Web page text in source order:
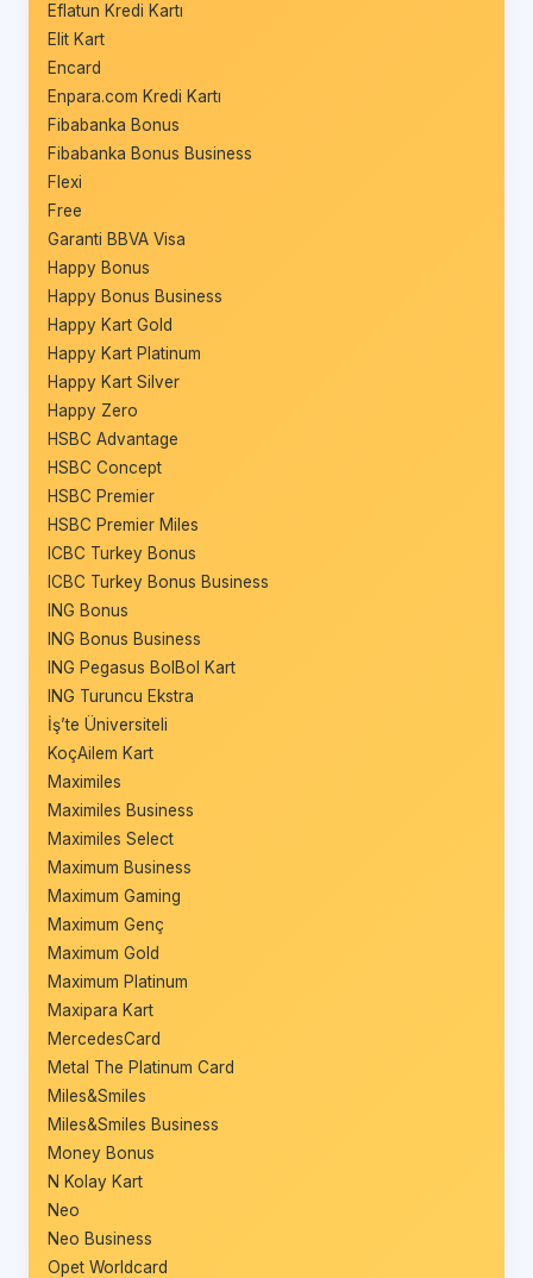
Eflatun Kredi Kartı
Elit Kart
Encard
Enpara.com Kredi Kartı
Fibabanka Bonus
Fibabanka Bonus Business
Flexi
Free
Garanti BBVA Visa
Happy Bonus
Happy Bonus Business
Happy Kart Gold
Happy Kart Platinum
Happy Kart Silver
Happy Zero
HSBC Advantage
HSBC Concept
HSBC Premier
HSBC Premier Miles
ICBC Turkey Bonus
ICBC Turkey Bonus Business
ING Bonus
ING Bonus Business
ING Pegasus BolBol Kart
ING Turuncu Ekstra
İş’te Üniversiteli
KoçAilem Kart
Maximiles
Maximiles Business
Maximiles Select
Maximum Business
Maximum Gaming
Maximum Genç
Maximum Gold
Maximum Platinum
Maxipara Kart
MercedesCard
Metal The Platinum Card
Miles&Smiles
Miles&Smiles Business
Money Bonus
N Kolay Kart
Neo
Neo Business
Opet Worldcard